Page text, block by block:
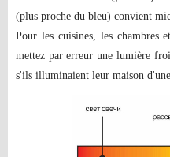
(plus proche du bleu) convient
Pour les cuisines, les chambres
mettez par erreur une lumière
s'ils illuminaient leur maison